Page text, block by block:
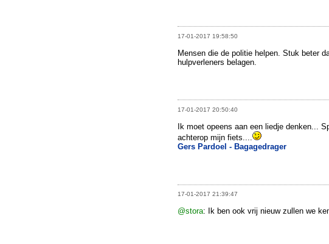
17-01-2017 19:58:50
Mensen die de politie helpen. Stuk beter
hulpverleners belagen.
17-01-2017 20:50:40
Ik moet opeens aan een liedje denken...
achterop mijn fiets....
Gers Pardoel - Bagagedrager
17-01-2017 21:39:47
@stora: Ik ben ook vrij nieuw zullen we